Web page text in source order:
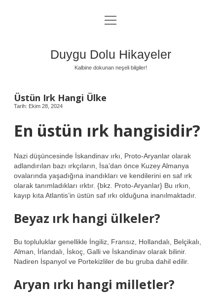
Anasayfa
Yasal Uyarı
menüyü
aç
Duygu Dolu Hikayeler
Kalbine dokunan neşeli bilgiler!
Üstün Irk Hangi Ülke
Tarih: Ekim 28, 2024
En üstün ırk hangisidir?
Nazi düşüncesinde İskandinav ırkı, Proto-Aryanlar olarak
adlandırılan bazı ırkçıların, İsa’dan önce Kuzey Almanya
ovalarında yaşadığına inandıkları ve kendilerini en saf ırk
olarak tanımladıkları ırktır. {bkz. Proto-Aryanlar} Bu ırkın,
kayıp kıta Atlantis’in üstün saf ırkı olduğuna inanılmaktadır.
Beyaz ırk hangi ülkeler?
Bu topluluklar genellikle İngiliz, Fransız, Hollandalı, Belçikalı,
Alman, İrlandalı, İskoç, Galli ve İskandinav olarak bilinir.
Nadiren İspanyol ve Portekizliler de bu gruba dahil edilir.
Aryan ırkı hangi milletler?